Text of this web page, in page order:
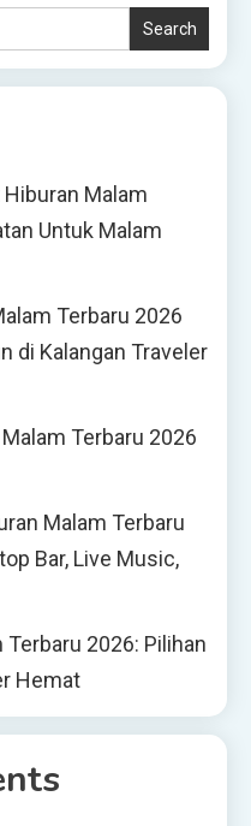
Search
Malam
Untuk Malam
Terbaru 2026
di Kalangan Traveler
Terbaru 2026
Malam Terbaru
Bar, Live Music,
2026: Pilihan
Hemat